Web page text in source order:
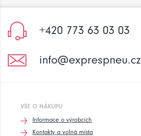
+420 773 63 03 03
info@exprespneu.cz
VŠE O NÁKUPU
Informace o výrobcích
Kontakty a volná místa